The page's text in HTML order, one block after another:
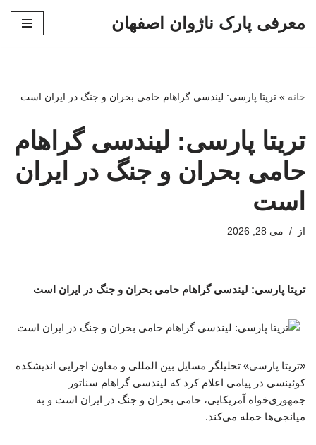
معرفی پارک ناژوان اصفهان
خانه » تریتا پارسی: لیندسی گراهام حامی بحران و جنگ در ایران است
تریتا پارسی: لیندسی گراهام
حامی بحران و جنگ در ایران
است
از می 28, 2026
تریتا پارسی: لیندسی گراهام حامی بحران و جنگ در ایران است
«تریتا پارسی» تحلیلگر مسایل بین المللی و معاون اجرایی اندیشکده
کوئینسی در پیامی اعلام کرد که لیندسی گراهام سناتور
جمهوری‌خواه آمریکایی، حامی بحران و جنگ در ایران است و به
میانجی‌ها حمله می‌کند.